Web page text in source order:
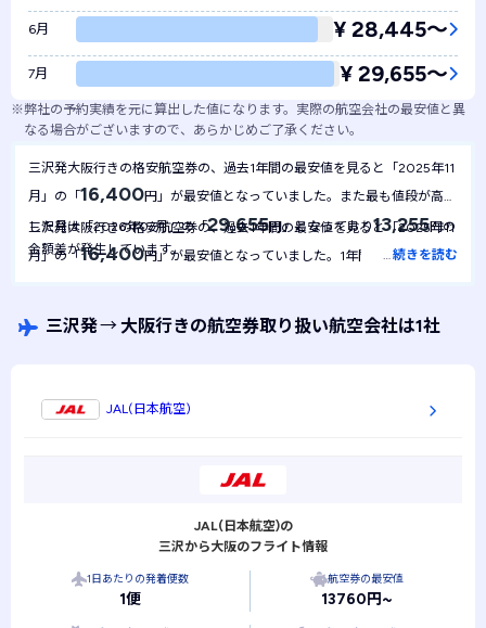
6月 ¥ 28,445〜
7月 ¥ 29,655〜
※弊社の予約実績を元に算出した値になります。実際の航空会社の最安値と異
なる場合がございますので、あらかじめご了承ください。
三沢発大阪行きの格安航空券の、過去1年間の最安値を見ると「2025年11
月」の「 16,400円」が最安値となっていました。また最も値段が高騰
した月は「2026年07月」の「29,655円」となっており13,255円の
金額差が発生しています。
三沢発大阪行きの格安航空券の、過去1年間の最安値を見ると「2025年11
月」の「 16,400円」が最安値となっていました。1年間を通して最安
…続きを読む
三沢発→大阪行きの航空券取り扱い航空会社は1社
JAL(日本航空)
JAL(日本航空)の
三沢から大阪のフライト情報
1日あたりの発着便数
1便
航空券の最安値
13760円~